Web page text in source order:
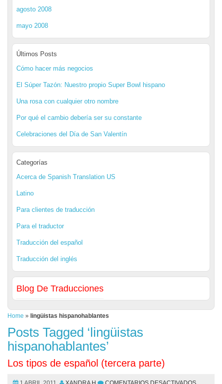
agosto 2008
mayo 2008
Últimos Posts
Cómo hacer más negocios
El Súper Tazón: Nuestro propio Super Bowl hispano
Una rosa con cualquier otro nombre
Por qué el cambio debería ser su constante
Celebraciones del Día de San Valentín
Categorías
Acerca de Spanish Translation US
Latino
Para clientes de traducción
Para el traductor
Traducción del español
Traducción del inglés
Blog De Traducciones
Home » lingüistas hispanohablantes
Posts Tagged ‘lingüistas
hispanohablantes’
Los tipos de español (tercera parte)